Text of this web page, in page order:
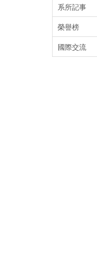
系所記事
榮譽榜
國際交流